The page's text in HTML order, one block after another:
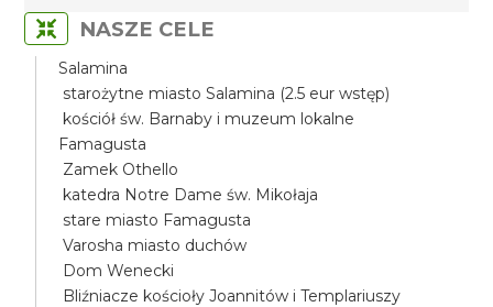
NASZE CELE
Salamina
starożytne miasto Salamina (2.5 eur wstęp)
kościół św. Barnaby i muzeum lokalne
Famagusta
Zamek Othello
katedra Notre Dame św. Mikołaja
stare miasto Famagusta
Varosha miasto duchów
Dom Wenecki
Bliźniacze kościoły Joannitów i Templariuszy